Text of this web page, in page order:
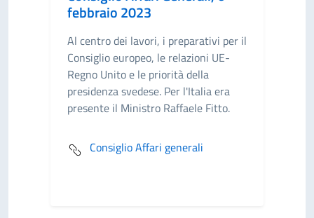
febbraio 2023
Al centro dei lavori, i preparativi per il
Consiglio europeo, le relazioni UE-
Regno Unito e le priorità della
presidenza svedese. Per l'Italia era
presente il Ministro Raffaele Fitto.
Consiglio Affari generali